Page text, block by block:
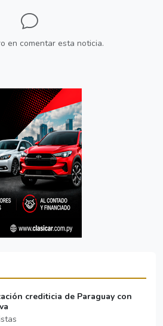
en comentar esta noticia.
crediticia de Paraguay con